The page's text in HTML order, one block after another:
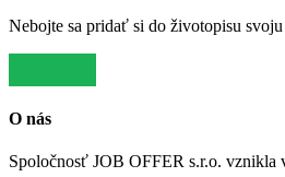
Nebojte sa pridať si do životopisu
O nás
Spoločnosť JOB OFFER s.r.o. vznikla